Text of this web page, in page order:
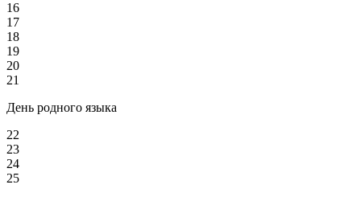
16
17
18
19
20
21
День родного языка
22
23
24
25